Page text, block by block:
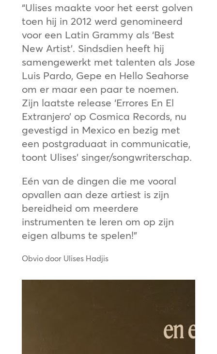
“Ulises maakte voor het eerst golven
toen hij in 2012 werd genomineerd
voor een Latin Grammy als ‘Best
New Artist’. Sindsdien heeft hij
samengewerkt met talenten als Jose
Luis Pardo, Gepe en Hello Seahorse
om er maar een paar te noemen.
Zijn laatste release ‘Errores En El
Extranjero’ op Cosmica Records, nu
gevestigd in Mexico en bezig met
een postgraduaat in communicatie,
toont Ulises’ singer/songwriterschap.
Eén van de dingen die me vooral
opvallen aan deze artiest is zijn
bereidheid om meerdere
instrumenten te leren om op zijn
eigen albums te spelen!”
Obvio door Ulises Hadjis